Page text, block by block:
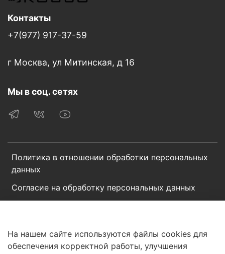
Политика в отношении обработки персональных
данных
Согласие на обработку персональных данных
Контакты
+7(977) 917-37-59
г Москва, ул Митинская, д 16
Мы в соц. сетях
На нашем сайте используются файлы cookies для
обеспечения корректной работы, улучшения